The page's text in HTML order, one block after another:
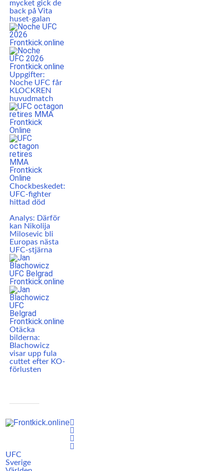
mycket gick de
back på Vita
huset-galan
Uppgifter:
Noche UFC får
KLOCKREN
huvudmatch
Chockbeskedet:
UFC-fighter
hittad död
Analys: Därför
kan Nikolija
Milosevic bli
Europas nästa
UFC-stjärna
Otäcka
bilderna:
Blachowicz
visar upp fula
cuttet efter KO-
förlusten
UFC
Sverige